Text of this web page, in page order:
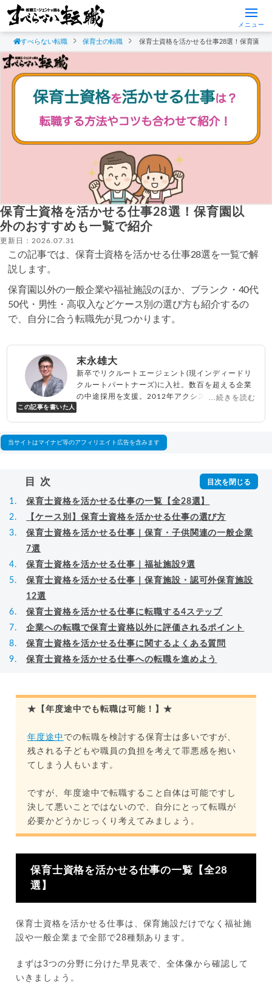
メニュー
すべらない転職 保育士の転職 保育士資格を活かせる仕事28選！保育園以
保育士資格を活かせる仕事28選！保育園以
外のおすすめも一覧で紹介
更新日：2026.07.31
この記事では、保育士資格を活かせる仕事28選を一覧で解
説します。
保育園以外の一般企業や福祉施設のほか、ブランク・40代
50代・男性・高収入などケース別の選び方も紹介するの
で、自分に合う転職先が見つかります。
この記事を書いた人
末永雄大
新卒でリクルートエージェント(現インディードリ
クルートパートナーズ)に入社。数百を超える企業
の中途採用を支援。2012年アクシス(株)設立、代
べらない転職エージェント
...続きを読む
当サイトはマイナビ等のアフィリエイト広告を含みます
目次
保育士資格を活かせる仕事の一覧【全28選】
【ケース別】保育士資格を活かせる仕事の選び方
保育士資格を活かせる仕事｜保育・子供関連の一般企業
7選
保育士資格を活かせる仕事｜福祉施設9選
保育士資格を活かせる仕事｜保育施設・認可外保育施設
12選
保育士資格を活かせる仕事に転職する4ステップ
企業への転職で保育士資格以外に評価されるポイント
保育士資格を活かせる仕事に関するよくある質問
保育士資格を活かせる仕事への転職を進めよう
★【年度途中でも転職は可能！】★
年度途中 での転職を検討する保育士は多いですが、
残される子どもや職員の負担を考えて罪悪感を抱い
てしまう人もいます。
ですが、年度途中で転職すること自体は可能ですし
決して悪いことではないので、自分にとって転職が
必要かどうかじっくり考えてみましょう。
保育士資格を活かせる仕事の一覧【全28
選】
保育士資格を活かせる仕事は、保育施設だけでなく福祉施
設や一般企業まで全部で28種類あります。
まずは3つの分野に分けた早見表で、全体像から確認して
いきましょう。